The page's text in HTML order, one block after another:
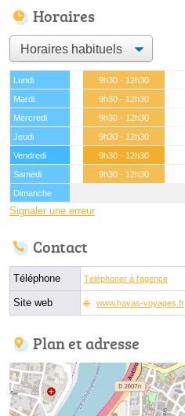
Horaires
Lundi 9h30 - 12h30
Mardi
9h30 - 12h30
Mercredi
9h30 - 12h30
Jeudi
9h30 - 12h30
Vendredi
9h30 - 12h30
Samedi
9h30 - 12h30
Dimanche
Signaler une erreur
Contact
Téléphone Téléphoner à l'agence
Site web www.havas-voyages.fr
Plan et adresse